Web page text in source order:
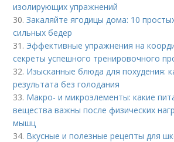
изолирующих упражнений
30.Закаляйте ягодицы дома: 10
сильных бедер
31. Эффективные упражнения на
секреты успешного тренировочного
32. Изысканные блюда для похудения:
результата без голодания
33. Макро- и микроэлементы: какие
вещества важны после физических
мышц
34. Вкусные и полезные рецепты для